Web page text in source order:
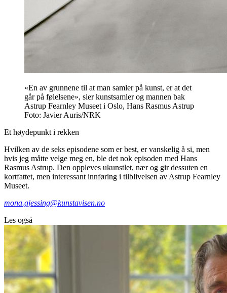
«En av grunnene til at man samler på kunst, er at det
går på følelsene», sier kunstsamler og mannen bak
Astrup Fearnley Museet i Oslo, Hans Rasmus Astrup
Foto: Javier Auris/NRK
Et høydepunkt i rekken
Hvilken av de seks episodene som er best, er vanskelig å si, men
hvis jeg måtte velge meg en, ble det nok episoden med Hans
Rasmus Astrup. Den oppleves ukunstlet, nær og gir dessuten en
kortfattet, men interessant innføring i tilblivelsen av Astrup Fearnley
Museet.
mona.gjessing@kunstavisen.no
Les også